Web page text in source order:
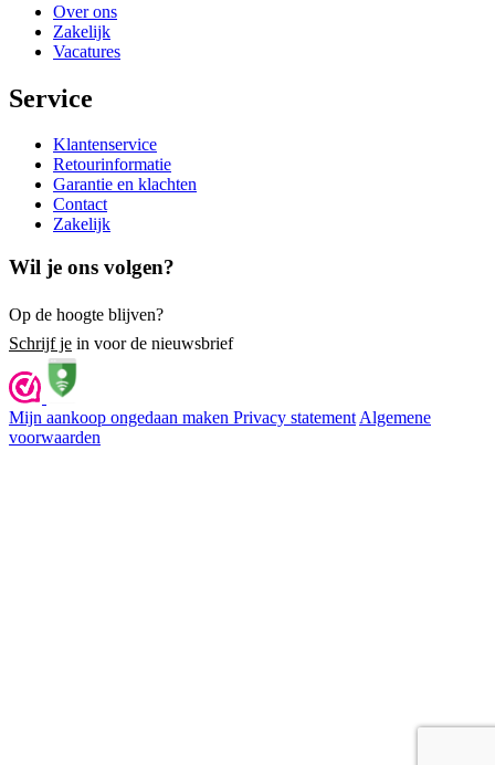
Over ons
Zakelijk
Vacatures
Service
Klantenservice
Retourinformatie
Garantie en klachten
Contact
Zakelijk
Wil je ons volgen?
Op de hoogte blijven?
Schrijf je in voor de nieuwsbrief
Mijn aankoop ongedaan maken Privacy statement Algemene
voorwaarden